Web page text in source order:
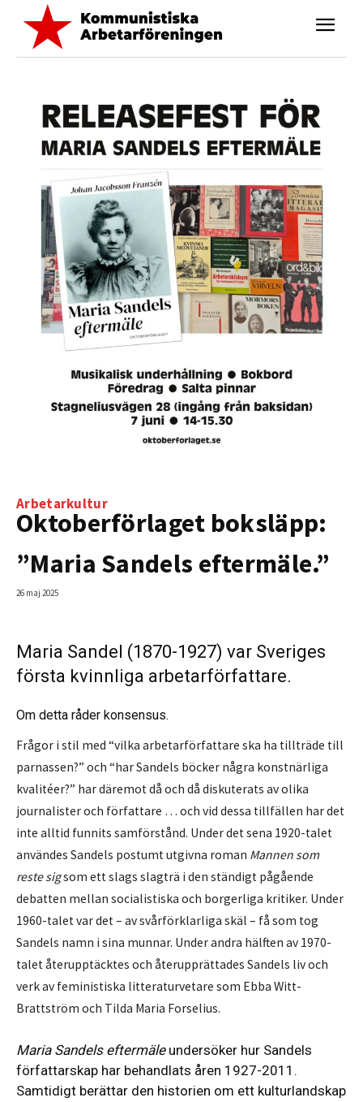
Arbetarkultur
Oktoberförlaget boksläpp:
”Maria Sandels eftermäle.”
26 maj 2025
Maria Sandel (1870-1927) var Sveriges
första kvinnliga arbetarförfattare.
Om detta råder konsensus.
Frågor i stil med “vilka arbetarförfattare ska ha tillträde till
parnassen?” och “har Sandels böcker några konstnärliga
kvalitéer?” har däremot då och då diskuterats av olika
journalister och författare … och vid dessa tillfällen har det
inte alltid funnits samförstånd. Under det sena 1920-talet
användes Sandels postumt utgivna roman Mannen som
reste sigsom ett slags slagträ i den ständigt pågående
debatten mellan socialistiska och borgerliga kritiker. Under
1960-talet var det – av svårförklarliga skäl – få som tog
Sandels namn i sina munnar. Under andra hälften av 1970-
talet återupptäcktes och återupprättades Sandels liv och
verk av feministiska litteraturvetare som Ebba Witt-
Brattström och Tilda Maria Forselius.
Maria Sandels eftermäleundersöker hur Sandels
författarskap har behandlats åren 1927-2011.
Samtidigt berättar den historien om ett kulturlandskap